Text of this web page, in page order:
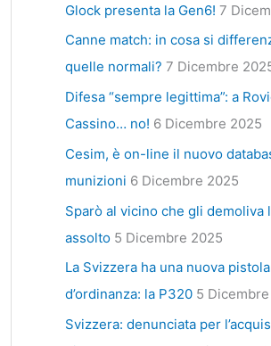
Glock presenta la Gen6! 7
Canne match: in cosa si
quelle normali? 7 Dicembre
Difesa “sempre legittima”: a
Cassino… no! 6 Dicembre 2025
Cesim, è on-line il nuovo
munizioni 6 Dicembre 2025
Sparò al vicino che gli demoliva
assolto 5 Dicembre 2025
La Svizzera ha una nuova pistola
d’ordinanza: la P320 5
Svizzera: denunciata per